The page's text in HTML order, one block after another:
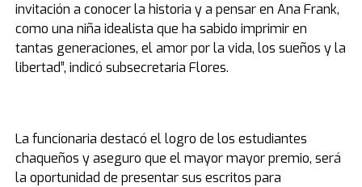
invitación a conocer la historia y a pensar en Ana Frank,
como una niña idealista que ha sabido imprimir en
tantas generaciones, el amor por la vida, los sueños y la
libertad”, indicó subsecretaria Flores.
La funcionaria destacó el logro de los estudiantes
chaqueños y aseguro que el mayor mayor premio, será
la oportunidad de presentar sus escritos para